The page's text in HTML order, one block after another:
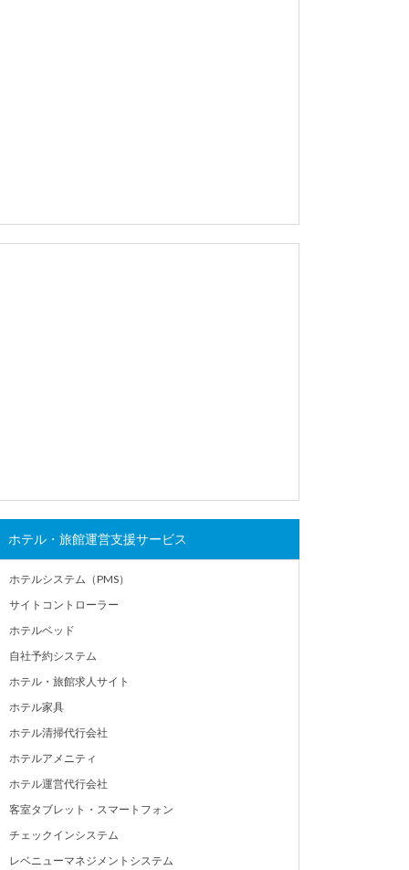
ホテル・旅館運営支援サービス
ホテルシステム（PMS）
サイトコントローラー
ホテルベッド
自社予約システム
ホテル・旅館求人サイト
ホテル家具
ホテル清掃代行会社
ホテルアメニティ
ホテル運営代行会社
客室タブレット・スマートフォン
チェックインシステム
レベニューマネジメントシステム